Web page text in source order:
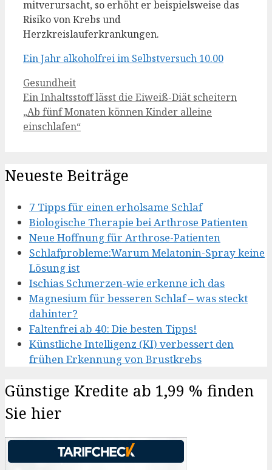
mitverursacht, so erhöht er beispielsweise das
Risiko von Krebs und
Herzkreislauferkrankungen.
Ein Jahr alkoholfrei im Selbstversuch 10.00
Kategorien
Gesundheit
Ein Inhaltsstoff lässt die Eiweiß-Diät scheitern
„Ab fünf Monaten können Kinder alleine
einschlafen“
Neueste Beiträge
7 Tipps für einen erholsame Schlaf
Biologische Therapie bei Arthrose Patienten
Neue Hoffnung für Arthrose-Patienten
Schlafprobleme:Warum Melatonin-Spray keine
Lösung ist
Ischias Schmerzen-wie erkenne ich das
Magnesium für besseren Schlaf – was steckt
dahinter?
Faltenfrei ab 40: Die besten Tipps!
Künstliche Intelligenz (KI) verbessert den
frühen Erkennung von Brustkrebs
Günstige Kredite ab 1,99 % finden
Sie hier